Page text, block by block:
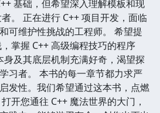
基础，但希望深入理解模板和现
。 正在进行 C++ 项目开发，面临
可维护性挑战的工程师。 希望提
掌握 C++ 高级编程技巧的程序
身及其底层机制充满好奇，渴望探
习者。 本书的每一章节都力求严
发性。我们希望通过这本书，点燃
开您通往 C++ 魔法世界的大门，